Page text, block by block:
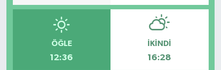
ÖĞLE
12:36
İKINDI
16:28